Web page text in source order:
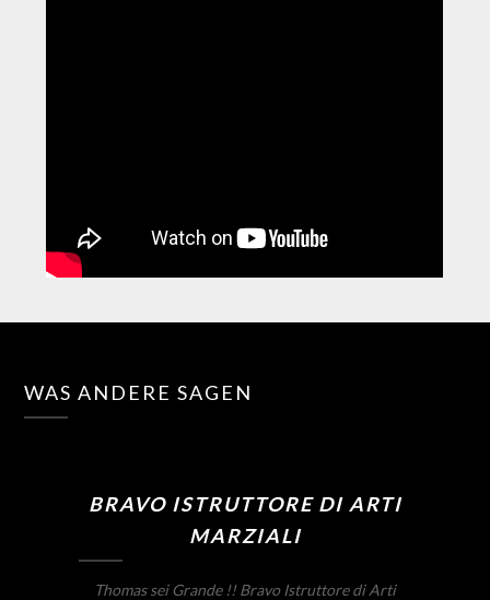
WAS ANDERE SAGEN
BRAVO ISTRUTTORE DI ARTI
MARZIALI
Thomas sei Grande !! Bravo Istruttore di Arti